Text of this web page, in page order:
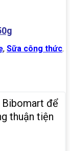
, Sữa công thức.
để
thuận tiện